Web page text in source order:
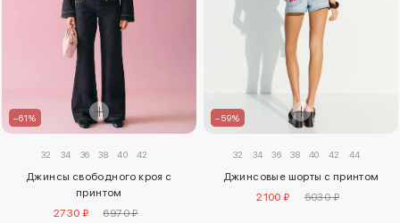
–61%
32 34 36 38 40 42
Джинсы свободного кроя с
принтом
2730 ₽
6970 ₽
–59%
32 34 36 38 40 42 44
Джинсовые шорты с принтом
2100 ₽
5030 ₽